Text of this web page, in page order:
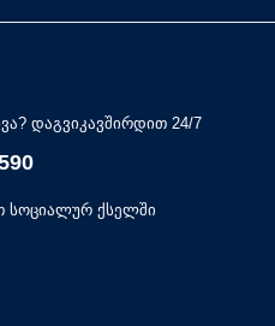
დაგვიკავშირდით 24/7
სოციალურ ქსელში